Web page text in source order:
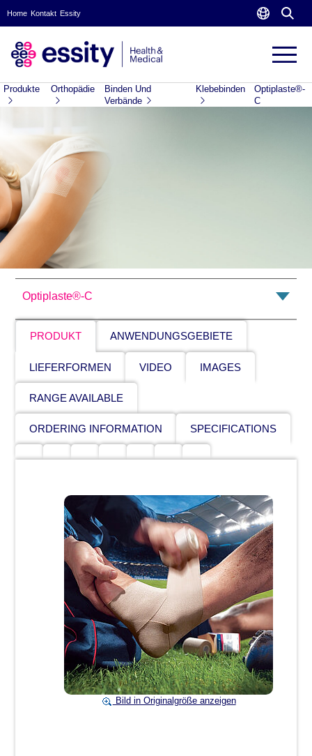
Home Kontakt Essity
Produkte Orthopädie
Binden Und
Verbände
Klebebinden
Optiplaste®-
C
Optiplaste®-C
PRODUKT ANWENDUNGSGEBIETE
LIEFERFORMEN VIDEO IMAGES
RANGE AVAILABLE
ORDERING INFORMATION SPECIFICATIONS
Bild in Originalgröße anzeigen